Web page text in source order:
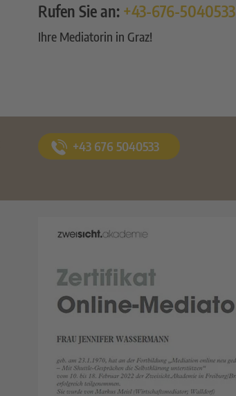
Rufen Sie an: +43-676-5040533
Ihre Mediatorin in Graz!
+43 676 5040533